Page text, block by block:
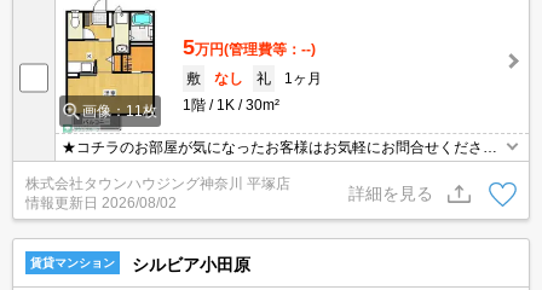
画像：11枚
5万円(管理費等：--)
敷
なし 礼
1ヶ月
1階
1K 30m²
★コチラのお部屋が気になったお客様はお気軽にお問合せください
ませ★専門スタッフが詳細情報をご案内させていただきます！もち
ろん、他の物件もまとめてご紹介可能です！
株式会社タウンハウジング神奈川 平塚店
情報更新日 2026/08/02
詳細を見る
賃貸マンション シルビア小田原